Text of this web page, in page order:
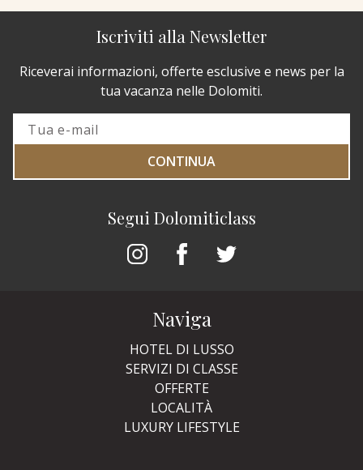
Segui Dolomiticlass
Iscriviti alla Newsletter
Riceverai informazioni, offerte esclusive e news per la
tua vacanza nelle Dolomiti.
CONTINUA
Naviga
HOTEL DI LUSSO
SERVIZI DI CLASSE
OFFERTE
LOCALITÀ
LUXURY LIFESTYLE